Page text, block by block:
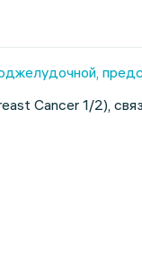
Cancer 1/2),